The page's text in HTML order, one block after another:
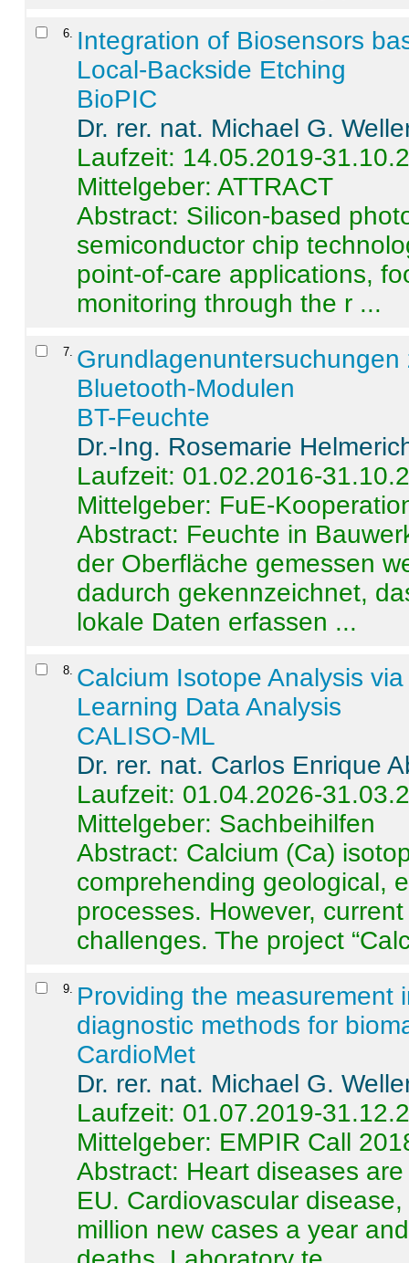
6
Integration of Biosensors
Local-Backside Etching
BioPIC
Dr. rer. nat. Michael G.
Laufzeit: 14.05.2019-
Mittelgeber: ATTRACT
Abstract: Silicon-based
semiconductor chip
point-of-care applications,
monitoring through the r ...
7
Bluetooth-Modulen
BT-Feuchte
Dr.-Ing. Rosemarie
Laufzeit: 01.02.2016-
Mittelgeber: FuE-
Abstract: Feuchte in
der Oberfläche gemessen
dadurch gekennzeichnet,
lokale Daten erfassen ...
8 Calcium Isotope Analysis
Learning Data Analysis
CALISO-ML
Dr. rer. nat. Carlos Enrique
Laufzeit: 01.04.2026-
Mittelgeber: Sachbeihilfen
Abstract: Calcium (Ca)
comprehending geological,
processes. However,
challenges. The project
9
Providing the measurement
diagnostic methods for
CardioMet
Dr. rer. nat. Michael G.
Laufzeit: 01.07.2019-
Mittelgeber: EMPIR Call
Abstract: Heart diseases
EU. Cardiovascular
million new cases a year